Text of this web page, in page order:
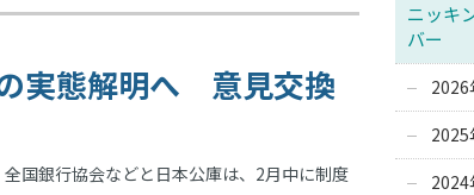
実態解明へ 意見交換
国銀行協会などと日本公庫は、2月中に制度
ニッキ
バー
2026
2025
2024